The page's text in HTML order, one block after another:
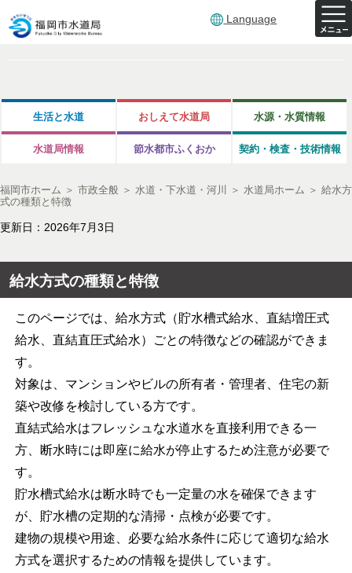
Language
生活と水道 おしえて水道局 水源・水質情報
水道局情報 節水都市ふくおか 契約・検査・技術情報
福岡市ホーム ＞ 市政全般 ＞ 水道・下水道・河川 ＞ 水道局ホーム ＞ 給水方
式の種類と特徴
更新日：2026年7月3日
給水方式の種類と特徴
このページでは、給水方式（貯水槽式給水、直結増圧式
給水、直結直圧式給水）ごとの特徴などの確認ができま
す。
対象は、マンションやビルの所有者・管理者、住宅の新
築や改修を検討している方です。
直結式給水はフレッシュな水道水を直接利用できる一
方、断水時には即座に給水が停止するため注意が必要で
す。
貯水槽式給水は断水時でも一定量の水を確保できます
が、貯水槽の定期的な清掃・点検が必要です。
建物の規模や用途、必要な給水条件に応じて適切な給水
方式を選択するための情報を提供しています。